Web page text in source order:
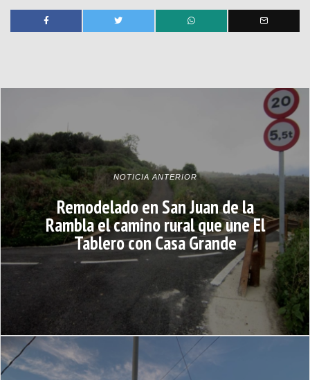
NOTICIA ANTERIOR
Remodelado en San Juan de la
Rambla el camino rural que une El
Tablero con Casa Grande